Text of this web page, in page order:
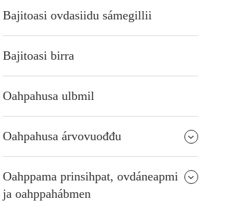
Bajitoasi ovdasiidu sámegillii
Bajitoasi birra
Oahpahusa ulbmil
Oahpahusa árvovuođđu
Oahppama prinsihpat, ovdáneapmi
ja oahppahábmen